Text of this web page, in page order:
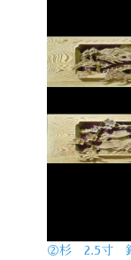
②杉 2.5寸